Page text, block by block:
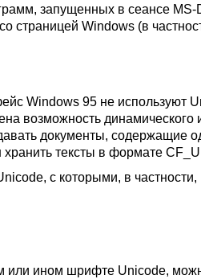
запущенных в сеансе MS-
страницей Windows (в
Windows 95 не используют
возможность динамического
документы, содержащие
тексты в формате
с которыми, в
или ином шрифте Unicode,